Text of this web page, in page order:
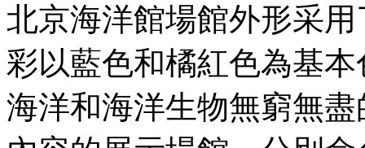
北京海洋館場館外形采
彩以藍色和橘紅色為基
海洋和海洋生物無窮無